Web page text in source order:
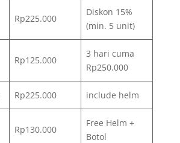
Rp225.000
Diskon 15%
(min. 5 unit)
Rp125.000
3 hari cuma
Rp250.000
Rp225.000 include helm
Rp130.000
Free Helm +
Botol